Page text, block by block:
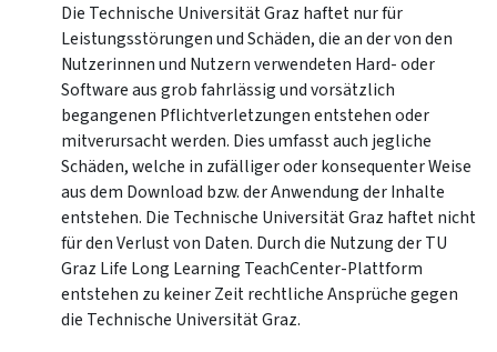
Die Technische Universität Graz haftet nur für
Leistungsstörungen und Schäden, die an der von den
Nutzerinnen und Nutzern verwendeten Hard- oder
Software aus grob fahrlässig und vorsätzlich
begangenen Pflichtverletzungen entstehen oder
mitverursacht werden. Dies umfasst auch jegliche
Schäden, welche in zufälliger oder konsequenter Weise
aus dem Download bzw. der Anwendung der Inhalte
entstehen. Die Technische Universität Graz haftet nicht
für den Verlust von Daten. Durch die Nutzung der TU
Graz Life Long Learning TeachCenter-Plattform
entstehen zu keiner Zeit rechtliche Ansprüche gegen
die Technische Universität Graz.